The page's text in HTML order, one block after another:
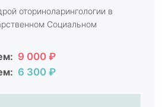
оториноларингологии в
Социальном
9 000 ₽
6 300 ₽